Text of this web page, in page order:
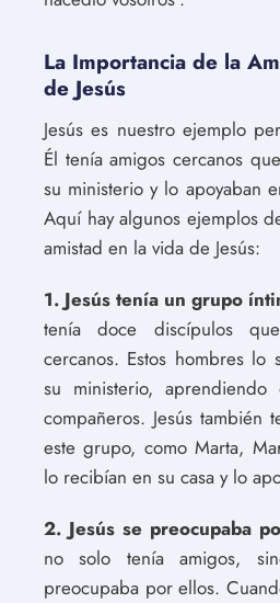
La Importancia de la
de Jesús
Jesús es nuestro ejemplo
Él tenía amigos cercanos
su ministerio y lo apoyaban
Aquí hay algunos ejemplos
amistad en la vida de Jesús:
1. Jesús tenía un grupo
tenía doce discípulos
cercanos. Estos hombres lo
su ministerio,
compañeros. Jesús también
este grupo, como Marta,
lo recibían en su casa y lo
2. Jesús se preocupaba
no solo tenía amigos,
preocupaba por ellos.